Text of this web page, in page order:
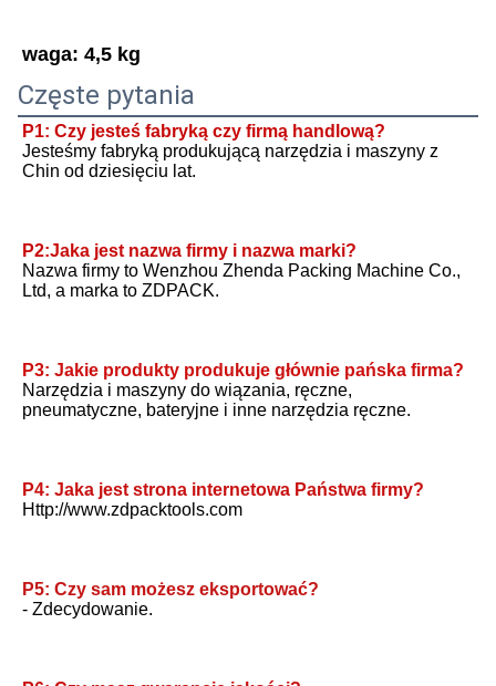
waga: 4,5 kg
Częste pytania
P1: Czy jesteś fabryką czy firmą handlową?
Jesteśmy fabryką produkującą narzędzia i maszyny z
Chin od dziesięciu lat.
P2:Jaka jest nazwa firmy i nazwa marki?
Nazwa firmy to Wenzhou Zhenda Packing Machine Co.,
Ltd, a marka to ZDPACK.
P3: Jakie produkty produkuje głównie pańska firma?
Narzędzia i maszyny do wiązania, ręczne,
pneumatyczne, bateryjne i inne narzędzia ręczne.
P4: Jaka jest strona internetowa Państwa firmy?
Http://www.zdpacktools.com
P5: Czy sam możesz eksportować?
- Zdecydowanie.